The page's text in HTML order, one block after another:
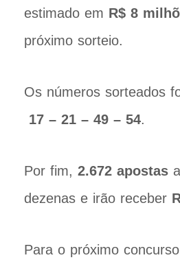
estimado em R$ 8
próximo sorteio.
Os números sorteados
17 – 21 – 49 – 54.
Por fim, 2.672 apostas
dezenas e irão receber
Para o próximo